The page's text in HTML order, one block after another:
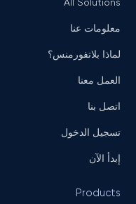
All Solutions
معلومات عنا
لماذا بلاتفورمنس؟
العمل معنا
اتصل بنا
تسجيل الدخول
إبدأ الآن
Products